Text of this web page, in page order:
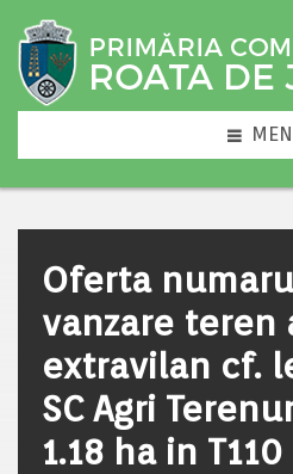
Oferta
vanzare teren
extravilan cf.
SC Agri
1.18 ha in T110